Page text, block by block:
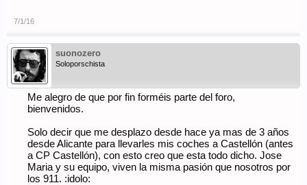
7/1/16
suonozero
Soloporschista
Me alegro de que por fin forméis parte del foro,
bienvenidos.
Solo decir que me desplazo desde hace ya mas de 3 años
desde Alicante para llevarles mis coches a Castellón (antes
a CP Castellón), con esto creo que esta todo dicho. Jose
Maria y su equipo, viven la misma pasión que nosotros por
los 911. :idolo: